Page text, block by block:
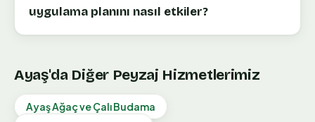
uygulama planını nasıl etkiler?
Ayaş'da Diğer Peyzaj Hizmetlerimiz
AyaşAğaç ve Çalı Budama